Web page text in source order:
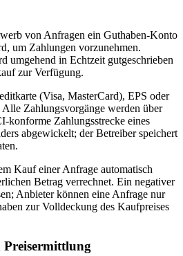
von Anfragen ein Guthaben-Konto
um Zahlungen vorzunehmen.
umgehend in Echtzeit gutgeschrieben
zur Verfügung.
(Visa, MasterCard), EPS oder
Zahlungsvorgänge werden über
konforme Zahlungsstrecke eines
abgewickelt; der Betreiber speichert
Kauf einer Anfrage automatisch
Betrag verrechnet. Ein negativer
Anbieter können eine Anfrage nur
zur Volldeckung des Kaufpreises
Preisermittlung